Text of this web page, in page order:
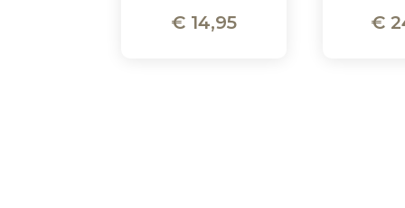
€ 14,95 €